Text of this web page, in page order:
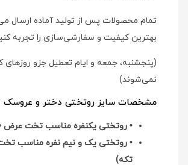
تمام محصولات پس از تولید آماده ارسال
بهترین کیفیت و سفارشی‌سازی را تجربه
(پنجشنبه، جمعه و ایام تعطیل جزو روزهای
نمی‌شوند)
مشخصات سایز روتختی دختر و عروسک
• روتختی یکنفره مناسب تخت عرض 90 (۴ تکه)
تکه)